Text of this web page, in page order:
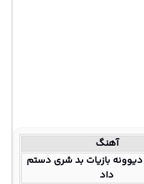
آهنگ
بازیات بد شری دستم
داد